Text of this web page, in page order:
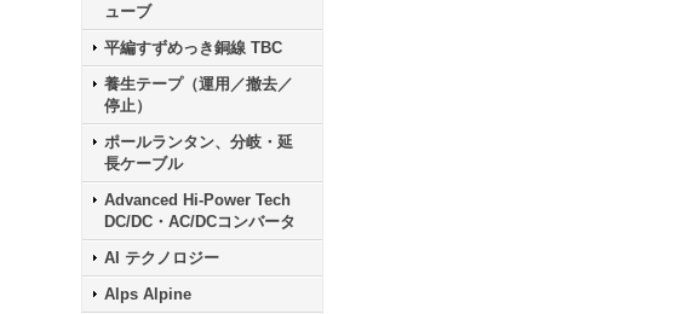
ューブ
平編すずめっき銅線 TBC
養生テープ（運用／撤去／
停止）
ポールランタン、分岐・延
長ケーブル
Advanced Hi-Power Tech
DC/DC・AC/DCコンバータ
AI テクノロジー
Alps Alpine